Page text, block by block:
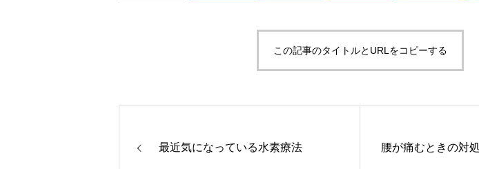
この記事のタイトルとURLをコピーする
最近気になっている水素療法 腰が痛むときの対